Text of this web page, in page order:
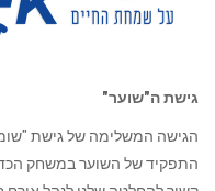
גישת ה"שוער"
הגישה המשלימה של גישת
התפקיד של השוער במשחק